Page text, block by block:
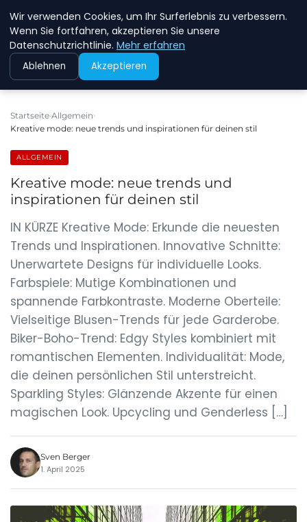
NEW ENERGY JOBS
Startseite Allgemein
Kreative mode: neue trends und inspirationen für deinen stil
ALLGEMEIN
Kreative mode: neue trends und
inspirationen für deinen stil
IN KÜRZE Kreative Mode: Erkunde die neuesten
Trends und Inspirationen. Innovative Schnitte:
Unerwartete Designs für individuelle Looks.
Farbspiele: Mutige Kombinationen und
spannende Farbkontraste. Moderne Oberteile:
Vielseitige Blusen-Trends für jede Garderobe.
Biker-Boho-Trend: Edgy Styles kombiniert mit
romantischen Elementen. Individualität: Mode,
die deinen persönlichen Stil unterstreicht.
Sparkling Styles: Glänzende Akzente für einen
magischen Look. Upcycling und Genderless […]
Sven Berger
1. April 2025
Wir verwenden Cookies, um Ihr Surferlebnis zu verbessern.
Wenn Sie fortfahren, akzeptieren Sie unsere
Datenschutzrichtlinie. Mehr erfahren
Ablehnen Akzeptieren